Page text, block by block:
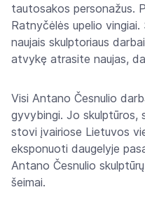
tautosakos personažus.
Ratnyčėlės upelio
naujais skulptoriaus
atvykę atrasite naujas,
Visi Antano Česnulio
gyvybingi. Jo skulptūros,
stovi įvairiose Lietuvos
eksponuoti daugelyje
Antano Česnulio
šeimai.